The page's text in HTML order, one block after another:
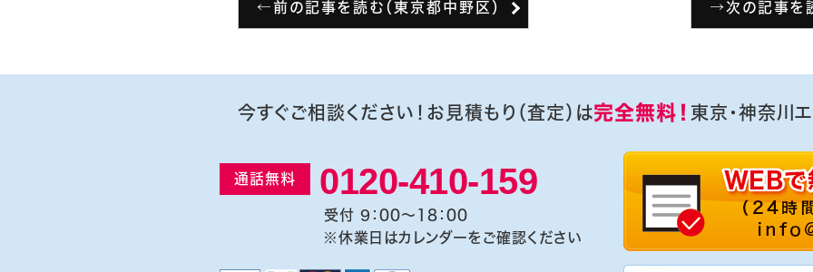
←前の記事を読む（東京都中野区） →次の記事を
今すぐご相談ください！お見積もり（査定）は完全無料！ 東京・神奈川
通話無料 0120-410-159
受付 9：00～18：00
※休業日はカレンダーをご確認ください